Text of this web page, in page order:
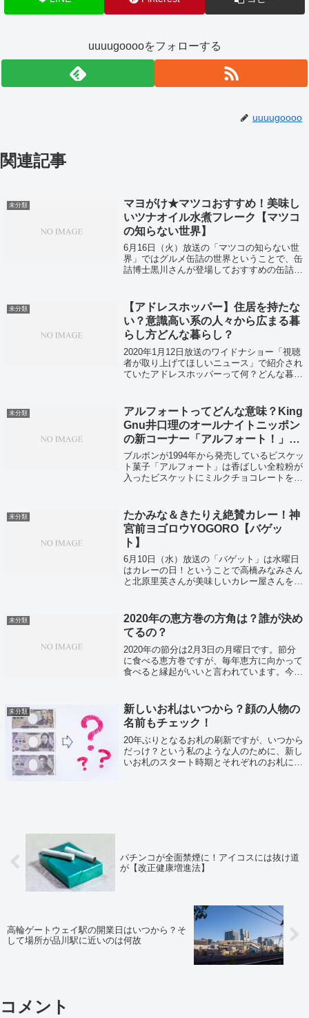
uuuugooooをフォローする
uuuugoooo
関連記事
未分類
マヨがけ★マツコおすすめ！美味し
いツナオイル水煮フレーク【マツコ
の知らない世界】
6月16日（火）放送の「マツコの知らない世
界」ではグルメ缶詰の世界ということで、缶
詰博士黒川さんが登場しておすすめの缶詰を
未分類
【アドレスホッパー】住居を持たな
い？意識高い系の人々から広まる暮
らし方どんな暮らし？
2020年1月12日放送のワイドナショー「視聴
者が取り上げてほしいニュース」で紹介され
ていたアドレスホッパーって何？どんな暮ら
未分類
アルフォートってどんな意味？King
Gnu井口理のオールナイトニッポン
の新コーナー「アルフォート！」っ
てどんな企画なの？
ブルボンが1994年から発売しているビスケッ
ト菓子「アルフォート」は香ばしい全粒粉が
入ったビスケットにミルクチョコレートを組
ルフォート」という言葉に意味がある...
未分類
たかみな＆きたりえ絶賛カレー！神
宮前ヨゴロウYOGORO【バゲッ
ト】
6月10日（水）放送の「バゲット」は水曜日
はカレーの日！ということで高橋みなみさん
と北原里英さんが美味しいカレー屋さんを紹
未分類
2020年の恵方巻の方角は？誰が決め
てるの？
2020年の節分は2月3日の月曜日です。節分
に食べる恵方巻ですが、毎年恵方に向かって
食べると縁起がいいと言われています。今年
ます。
未分類
新しいお札はいつから？顔の人物の
名前もチェック！
20年ぶりとなるお札の刷新ですが、いつから
だっけ？という私のような人のために、新し
いお札のスタート時期とそれぞれのお札に描
パチンコが全面禁煙に！アイコスには抜け道
が【改正健康増進法】
高輪ゲートウェイ駅の開業日はいつから？そ
して場所が品川駅に近いのは何故
コメント